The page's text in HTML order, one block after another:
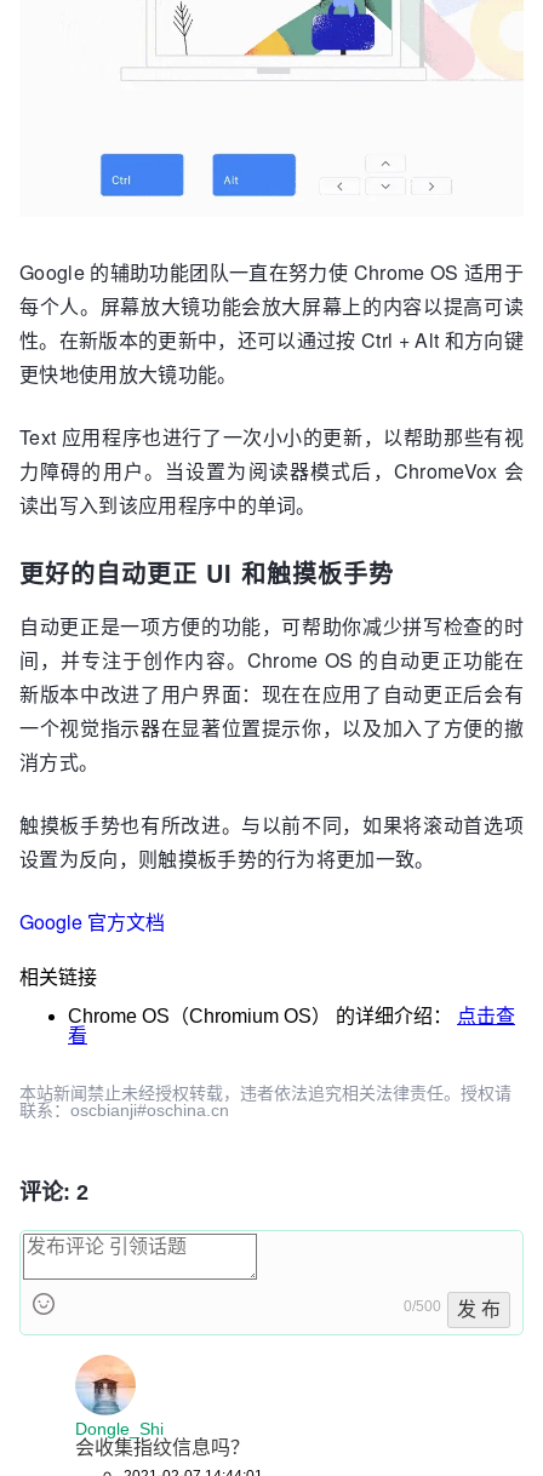
Google 的辅助功能团队一直在努力使 Chrome OS 适用于
每个人。屏幕放大镜功能会放大屏幕上的内容以提高可读
性。在新版本的更新中，还可以通过按 Ctrl + Alt 和方向键
更快地使用放大镜功能。
Text 应用程序也进行了一次小小的更新，以帮助那些有视
力障碍的用户。当设置为阅读器模式后，ChromeVox 会
读出写入到该应用程序中的单词。
更好的自动更正 UI 和触摸板手势
自动更正是一项方便的功能，可帮助你减少拼写检查的时
间，并专注于创作内容。Chrome OS 的自动更正功能在
新版本中改进了用户界面：现在在应用了自动更正后会有
一个视觉指示器在显著位置提示你，以及加入了方便的撤
消方式。
触摸板手势也有所改进。与以前不同，如果将滚动首选项
设置为反向，则触摸板手势的行为将更加一致。
Google 官方文档
相关链接
Chrome OS（Chromium OS）
的详细介绍：
点击查
看
本站新闻禁止未经授权转载，违者依法追究相关法律责任。授权请
联系：oscbianji#oschina.cn
评论: 2
0/500 发 布
Dongle_Shi
会收集指纹信息吗？